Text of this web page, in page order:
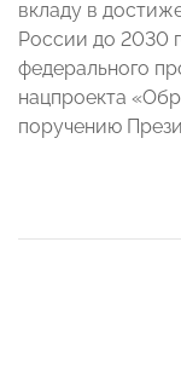
вкладу в
России до 2030
федерального
нацпроекта
поручению